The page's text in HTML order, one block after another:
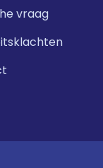
vraag